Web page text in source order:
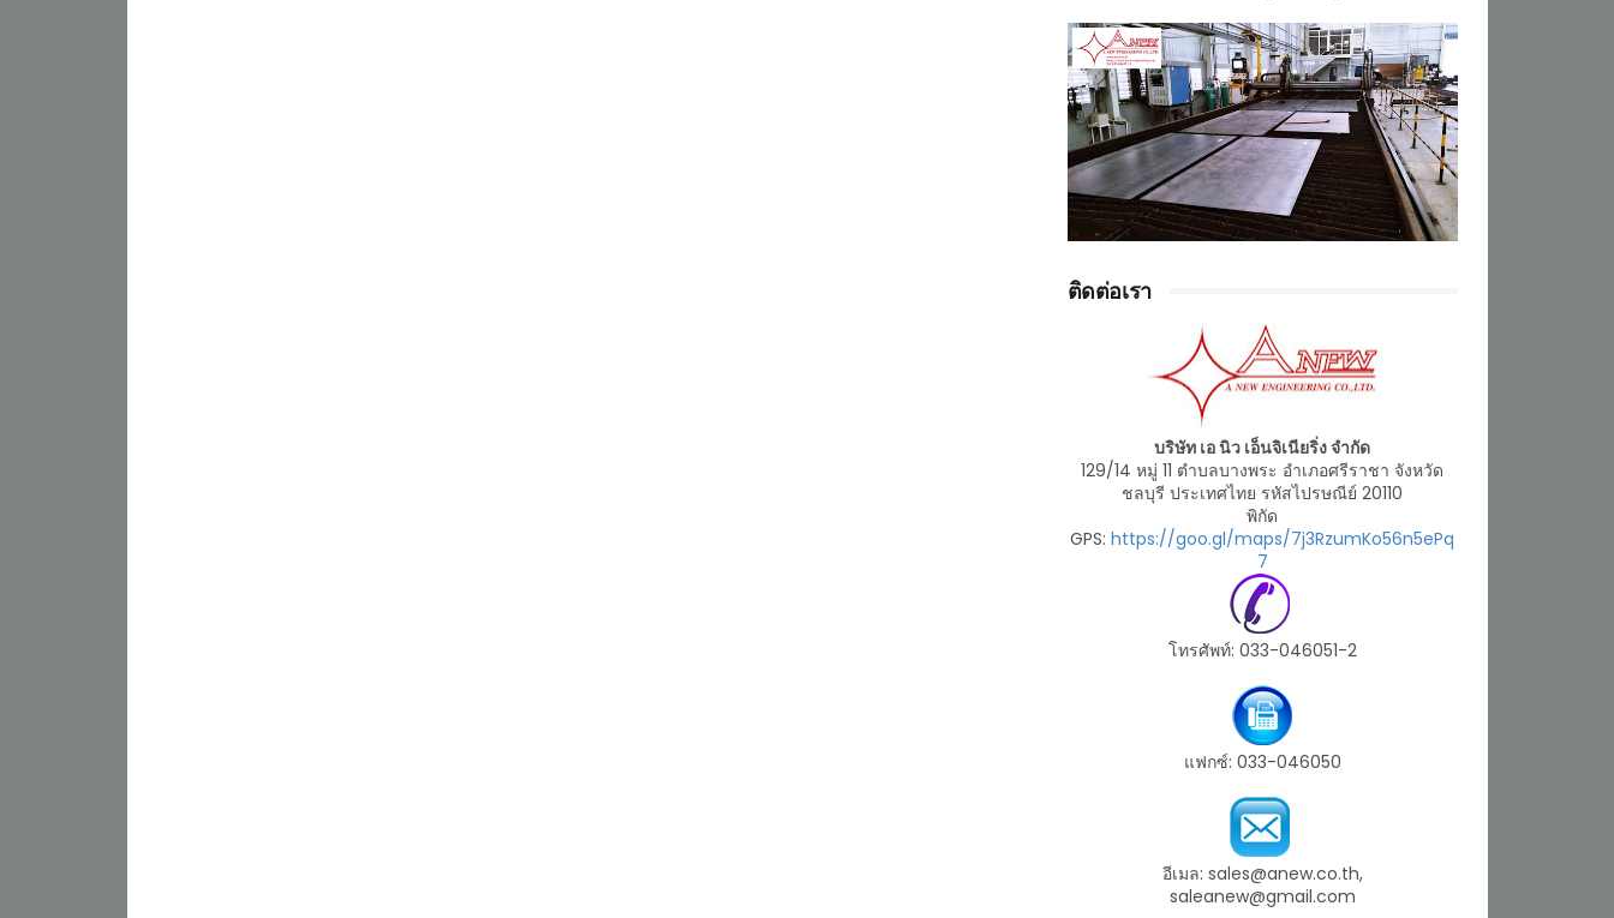
ติดต่อเรา
บริษัท เอ นิว เอ็นจิเนียริ่ง จำกัด
129/14 หมู่ 11 ตำบลบางพระ อำเภอศรีราชา จังหวัด
ชลบุรี ประเทศไทย รหัสไปรษณีย์ 20110
พิกัด
GPS:https://goo.gl/maps/7j3RzumKo56n5ePq
7
โทรศัพท์: 033-046051-2
แฟกซ์: 033-046050
อีเมล: sales@anew.co.th,
saleanew@gmail.com